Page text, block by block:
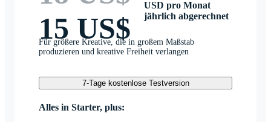
15 US$
USD pro Monat
jährlich abgerechnet
Für größere Kreative, die in großem Maßstab
produzieren und kreative Freiheit verlangen
7-Tage kostenlose Testversion
Alles in Starter, plus: